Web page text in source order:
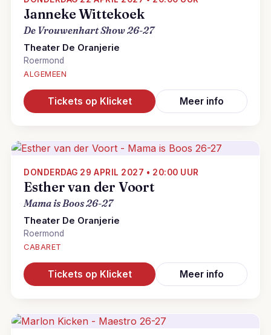
Janneke Wittekoek
De Vrouwenhart Show 26-27
Theater De Oranjerie
Roermond
ALGEMEEN
Tickets op Klicket Meer info
DONDERDAG 29 APRIL 2027 • 20:00 UUR
Esther van der Voort
Mama is Boos 26-27
Theater De Oranjerie
Roermond
CABARET
Tickets op Klicket Meer info